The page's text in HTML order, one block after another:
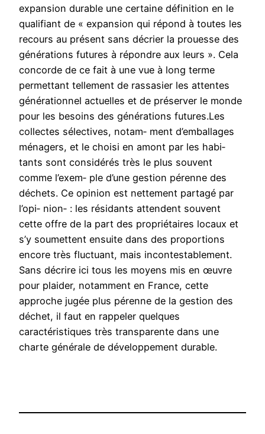
expansion durable une certaine définition en le
qualifiant de « expansion qui répond à toutes les
recours au présent sans décrier la prouesse des
générations futures à répondre aux leurs ». Cela
concorde de ce fait à une vue à long terme
permettant tellement de rassasier les attentes
générationnel actuelles et de préserver le monde
pour les besoins des générations futures.Les
collectes sélectives, notam‑ ment d’emballages
ménagers, et le choisi en amont par les habi‑
tants sont considérés très le plus souvent
comme l’exem‑ ple d’une gestion pérenne des
déchets. Ce opinion est nettement partagé par
l’opi‑ nion‑ : les résidants attendent souvent
cette offre de la part des propriétaires locaux et
s’y soumettent ensuite dans des proportions
encore très fluctuant, mais incontestablement.
Sans décrire ici tous les moyens mis en œuvre
pour plaider, notamment en France, cette
approche jugée plus pérenne de la gestion des
déchet, il faut en rappeler quelques
caractéristiques très transparente dans une
charte générale de développement durable.